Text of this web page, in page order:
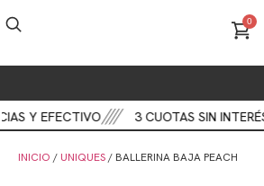
0
Y EFECTIVO 3 CUOTAS SIN INTERÉS
INICIO / UNIQUES/ BALLERINA BAJA PEACH